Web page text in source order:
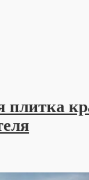
плитка